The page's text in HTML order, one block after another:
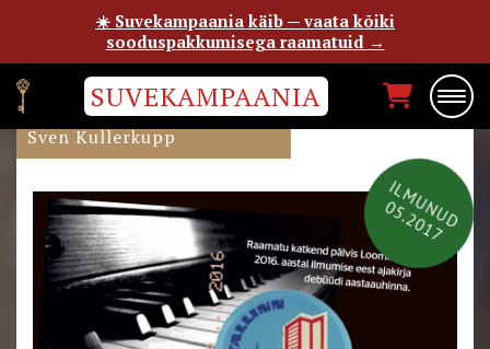
SUVEKAMPAANIA
PIANO PIANISSIMO
Sven Kullerkupp
ILMUNUD
05.2017
☀️ Suvekampaania käib — vaata kõiki
sooduspakkumisega raamatuid →